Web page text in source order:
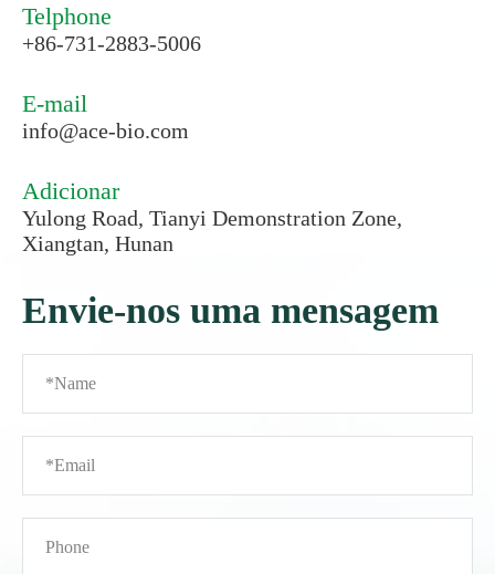
Telphone
+86-731-2883-5006
E-mail
info@ace-bio.com
Adicionar
Yulong Road, Tianyi Demonstration Zone,
Xiangtan, Hunan
Envie-nos uma mensagem